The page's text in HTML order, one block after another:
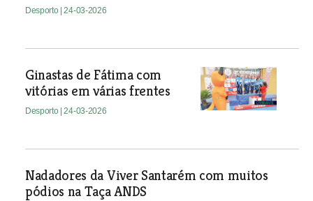
Desporto | 24-03-2026
Ginastas de Fátima com
vitórias em várias frentes
Desporto | 24-03-2026
Nadadores da Viver Santarém com muitos
pódios na Taça ANDS